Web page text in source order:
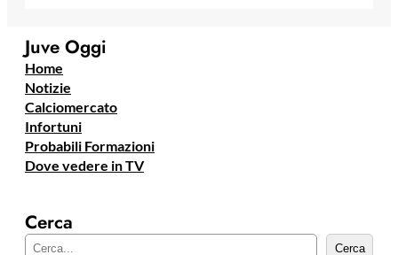
Juve Oggi
Home
Notizie
Calciomercato
Infortuni
Probabili Formazioni
Dove vedere in TV
Cerca
Cerca